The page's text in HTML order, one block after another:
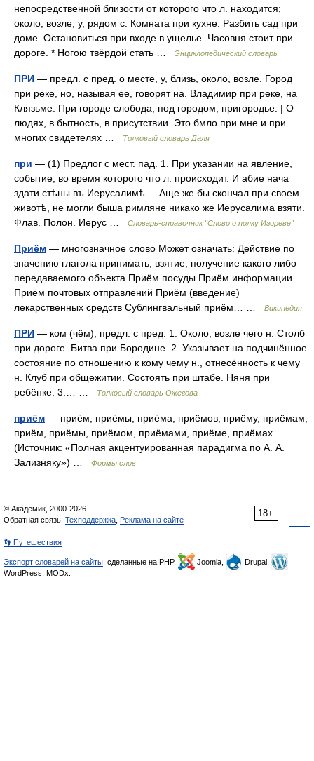
непосредственной близости от которого что л. находится;
около, возле, у, рядом с. Комната при кухне. Разбить сад при
доме. Остановиться при входе в ущелье. Часовня стоит при
дороге. * Ногою твёрдой стать …
Энциклопедический словарь
ПРИ — предл. с пред. о месте, у, близь, около, возле. Город
при реке, но, называя ее, говорят на. Владимир при реке, на
Клязьме. При городе слобода, под городом, пригородье. | О
людях, в бытность, в присутствии. Это бмло при мне и при
многих свидетелях …
Толковый словарь Даля
при — (1) Предлог с мест. пад. 1. При указании на явление,
событие, во время которого что л. происходит. И абие нача
здати стѣны въ Иерусалимѣ ... Аще же бы скончал при своем
животѣ, не могли быша римляне никако же Иерусалима взяти.
Флав. Полон. Иерус …
Словарь-справочник "Слово о полку Игореве"
Приём — многозначное слово Может означать: Действие по
значению глагола принимать, взятие, получение какого либо
передаваемого объекта Приём посуды Приём информации
Приём почтовых отправлений Приём (введение)
лекарственных средств Сублингвальный приём… …
Википедия
ПРИ — ком (чём), предл. с пред. 1. Около, возле чего н. Столб
при дороге. Битва при Бородине. 2. Указывает на подчинённое
состояние по отношению к кому чему н., отнесённость к чему
н. Клуб при общежитии. Состоять при штабе. Няня при
ребёнке. 3.… …
Толковый словарь Ожегова
приём — приём, приёмы, приёма, приёмов, приёму, приёмам,
приём, приёмы, приёмом, приёмами, приёме, приёмах
(Источник: «Полная акцентуированная парадигма по А. А.
Зализняку») …
Формы слов
18+
© Академик, 2000-2026
Обратная связь: Техподдержка Реклама на сайте
👣 Путешествия
Экспорт словарей на сайты , сделанные на PHP, Joomla,
Drupal,
WordPress, MODx.